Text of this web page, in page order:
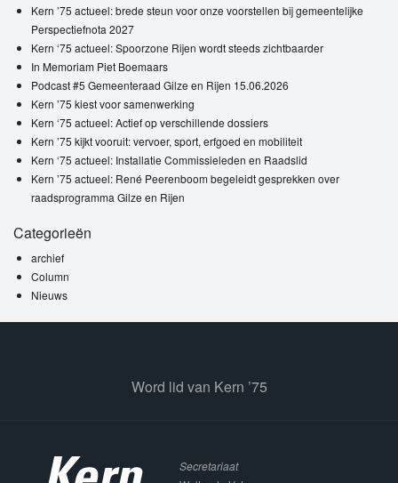
Kern ’75 actueel: brede steun voor onze voorstellen bij gemeentelijke
Perspectiefnota 2027
Kern ‘75 actueel: Spoorzone Rijen wordt steeds zichtbaarder
In Memoriam Piet Boemaars
Podcast #5 Gemeenteraad Gilze en Rijen 15.06.2026
Kern ’75 kiest voor samenwerking
Kern ‘75 actueel: Actief op verschillende dossiers
Kern ’75 kijkt vooruit: vervoer, sport, erfgoed en mobiliteit
Kern ‘75 actueel: Installatie Commissieleden en Raadslid
Kern ’75 actueel: René Peerenboom begeleidt gesprekken over
raadsprogramma Gilze en Rijen
Categorieën
archief
Column
Nieuws
Word lid van Kern ’75
Secretariaat